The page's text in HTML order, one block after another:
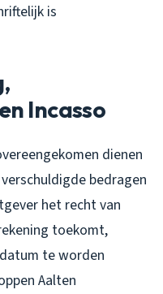
is
Incasso
dienen
bedragen
het recht van
toekomt,
te worden
Aalten